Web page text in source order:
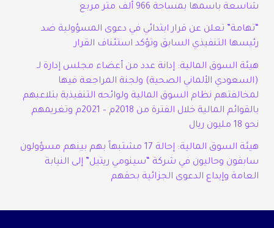
شاسعة باسمها بمساحة 966 ألف متر مربع
“تهامة” تعلن عن قرار ابتدائي في دعوى المسؤولية ضد
رئيسها التنفيذي السابق وتؤكد استئناف القرار
هيئة السوق المالية: إدانة عدد من أعضاء مجلس إدارة لـ
(السعودي الألماني الصحية) ولجنة المراجعة فيها
لمخالفتهم نظام السوق المالية ولوائحه التنفيذية بتلاعبهم
بالقوائم المالية خلال الفترة من 2018م – 2021م وتغريمهم
نحو 18 مليون ريال
هيئة السوق المالية: إحالة 17 مشتبهاً بهم بينهم مسؤولون
سابقون وحاليون في شركة “سينومي ريتيل” إلى النيابة
العامة وإيداع الدعوى الجزائية بحقهم